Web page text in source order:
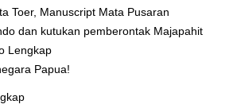
Toer, Manuscript Mata Pusaran
dan kutukan pemberontak Majapahit
Lengkap
Papua!